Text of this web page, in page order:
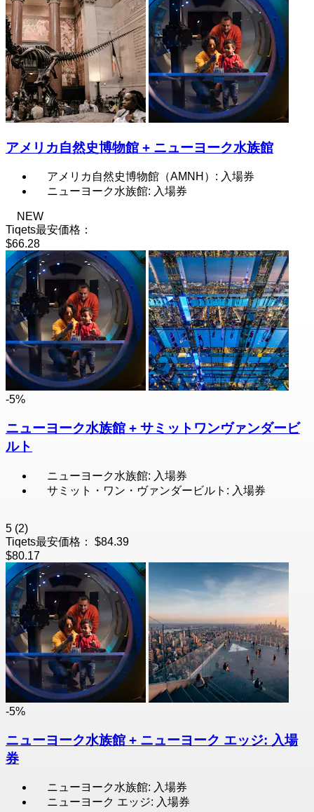
アメリカ自然史博物館 + ニューヨーク水族館
アメリカ自然史博物館（AMNH）: 入場券
ニューヨーク水族館: 入場券
NEW
Tiqets最安価格：
$66.28
-5%
ニューヨーク水族館 + サミットワンヴァンダービ
ルト
ニューヨーク水族館: 入場券
サミット・ワン・ヴァンダービルト: 入場券
5 (2)
Tiqets最安価格：
$84.39
$80.17
-5%
ニューヨーク水族館 + ニューヨーク エッジ: 入場
券
ニューヨーク水族館: 入場券
ニューヨーク エッジ: 入場券